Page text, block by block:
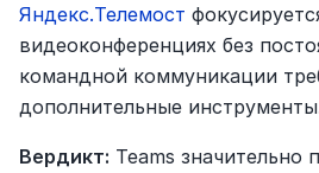
Яндекс.Телемост
видеоконференциях без
командной коммуникации
дополнительные
Вердикт: Teams значительно